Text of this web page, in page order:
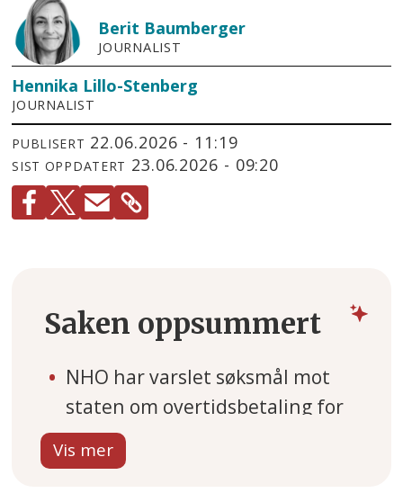
Berit Baumberger
JOURNALIST
Hennika Lillo-Stenberg
JOURNALIST
PUBLISERT 22.06.2026 - 11:19
SIST OPPDATERT 23.06.2026 - 09:20
Saken oppsummert
NHO har varslet søksmål mot
staten om overtidsbetaling for
deltidsansatte. KS støtter
kravet og mener staten må ta